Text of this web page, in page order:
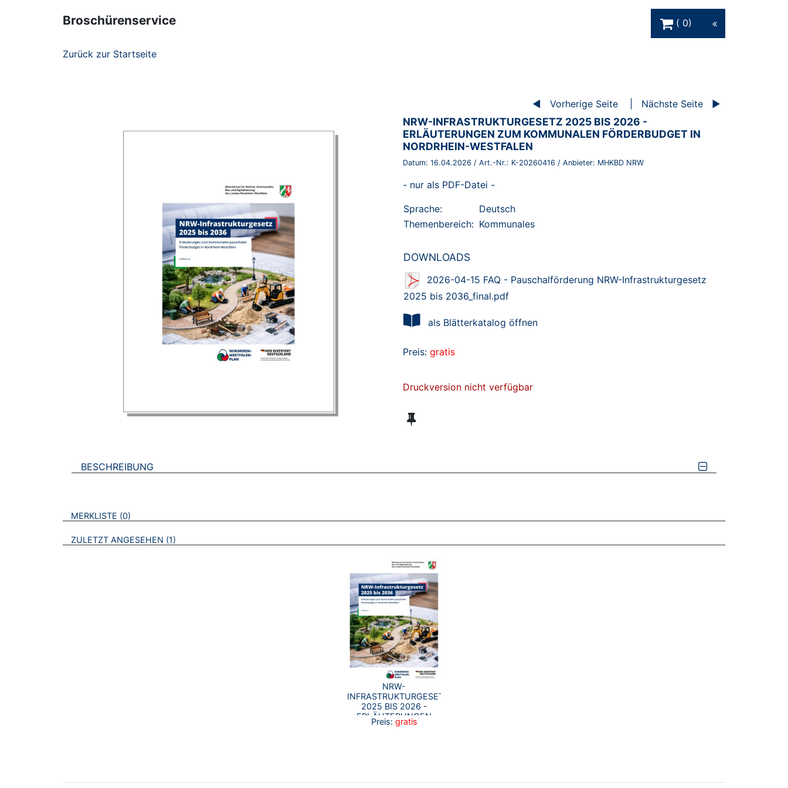
Broschürenservice
0
Zurück zur Startseite
Vorherige Seite Nächste Seite
BROSCHÜRE:
NRW-INFRASTRUKTURGESETZ 2025 BIS 2026 -
ERLÄUTERUNGEN ZUM KOMMUNALEN FÖRDERBUDGET IN
NORDRHEIN-WESTFALEN
Datum: 16.04.2026 / Art.-Nr.: K-20260416 / Anbieter: MHKBD NRW
- nur als PDF-Datei -
Sprache:
Deutsch
Themenbereich: Kommunales
DOWNLOADS
2026-04-15 FAQ - Pauschalförderung NRW-Infrastrukturgesetz
2025 bis 2036_final.pdf
als Blätterkatalog öffnen
Preis: gratis
Druckversion nicht verfügbar
BESCHREIBUNG
VERWEISE AUF VERMERKTE- ODER ZULETZT ANGESEHENE BROSCHÜREN
MERKLISTE 0
ZULETZT ANGESEHEN 1
NRW-
INFRASTRUKTURGESETZ
2025 BIS 2026 -
ERLÄUTERUNGEN
ZUM KOMMUNALEN
Preis: gratis